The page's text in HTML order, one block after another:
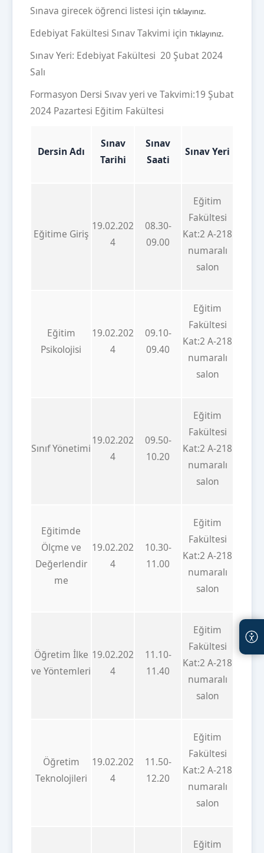
Sınava girecek öğrenci listesi için tıklayınız.
Edebiyat Fakültesi Sınav Takvimi için Tıklayınız.
Sınav Yeri: Edebiyat Fakültesi 20 Şubat 2024
Salı
Formasyon Dersi Sıvav yeri ve Takvimi:19 Şubat
2024 Pazartesi Eğitim Fakültesi
Dersin Adı
Sınav
Tarihi
Sınav
Saati
Sınav Yeri
Eğitime Giriş
19.02.202
4
08.30-
09.00
Eğitim
Fakültesi
Kat:2 A-218
numaralı
salon
Eğitim
Psikolojisi
19.02.202
4
09.10-
09.40
Eğitim
Fakültesi
Kat:2 A-218
numaralı
salon
Sınıf Yönetimi
19.02.202
4
09.50-
10.20
Eğitim
Fakültesi
Kat:2 A-218
numaralı
salon
Eğitimde
Ölçme ve
Değerlendir
me
19.02.202
4
10.30-
11.00
Eğitim
Fakültesi
Kat:2 A-218
numaralı
salon
Öğretim İlke
ve Yöntemleri
19.02.202
4
11.10-
11.40
Eğitim
Fakültesi
Kat:2 A-218
numaralı
salon
Öğretim
Teknolojileri
19.02.202
4
11.50-
12.20
Eğitim
Fakültesi
Kat:2 A-218
numaralı
salon
Eğitim